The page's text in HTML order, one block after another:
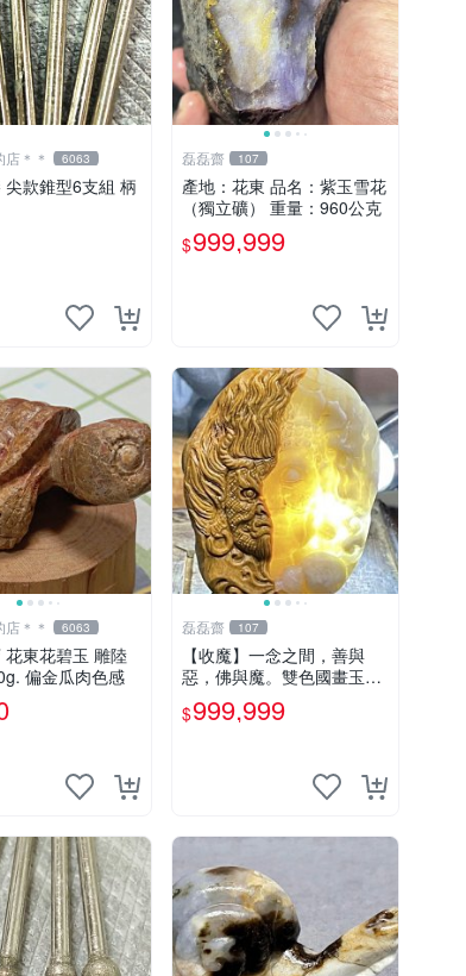
店＊＊ 6063 磊磊齋 107
產地：花東 品名：紫玉雪花
（獨立礦） 重量：960公克
$999,999
店＊＊ 6063
偏金瓜肉色感
磊磊齋 107
【收魔】一念之間，善與
惡，佛與魔。雙色國畫玉。
東海岸玉石稀美品臺灣花蓮
春日產 台灣藍寶石花東玉
$999,999